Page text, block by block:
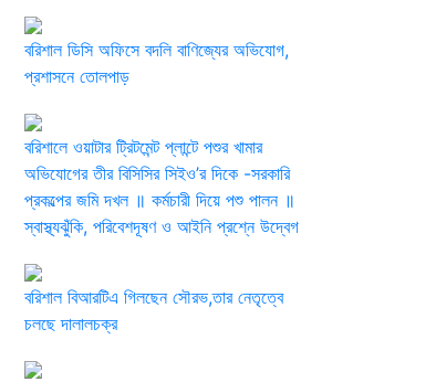
বরিশাল ডিসি অফিসে বদলি বাণিজ্যের অভিযোগ,
প্রশাসনে তোলপাড়
বরিশালে ওয়াটার ট্রিটমেন্ট প্লান্টে পশুর খামার
অভিযোগের তীর বিসিসির সিইও’র দিকে -সরকারি
প্রকল্পের জমি দখল ॥ কর্মচারী দিয়ে পশু পালন ॥
স্বাস্থ্যঝুঁকি, পরিবেশদূষণ ও আইনি প্রশ্নে উদ্বেগ
বরিশাল বিআরটিএ গিলছেন সৌরভ,তার নেতৃত্বে
চলছে দালালচক্র